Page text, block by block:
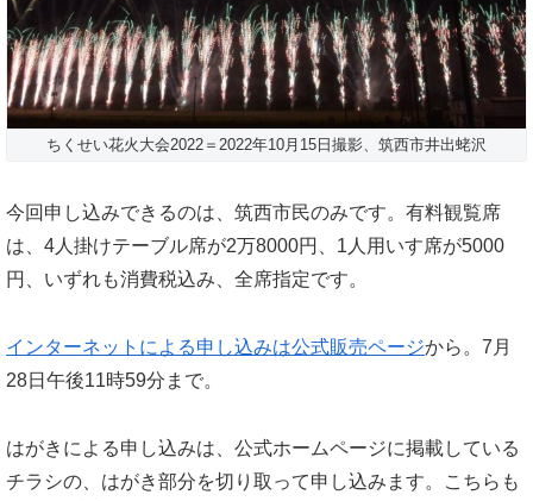
ちくせい花火大会2022＝2022年10月15日撮影、筑西市井出蛯沢
今回申し込みできるのは、筑西市民のみです。有料観覧席
は、4人掛けテーブル席が2万8000円、1人用いす席が5000
円、いずれも消費税込み、全席指定です。
インターネットによる申し込みは公式販売ページから。7月
28日午後11時59分まで。
はがきによる申し込みは、公式ホームページに掲載している
チラシの、はがき部分を切り取って申し込みます。こちらも